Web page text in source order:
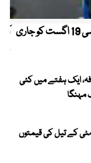
کیریبین پریمیئر لیگ ، قومی کرکٹرز کو این او سی 19 اگست کو جاری
ایک ہفتے میں کئی
مٹی کے تیل کی قیمتوں